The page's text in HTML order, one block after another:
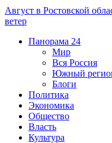
Август в Ростовской
ветер
Панорама 24
Мир
Вся Россия
Южный
Блоги
Политика
Экономика
Общество
Власть
Культура